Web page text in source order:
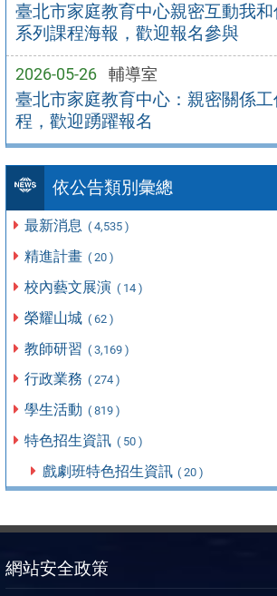
臺北市家庭教育中心親密互動我
系列課程海報，歡迎報名參與
2026-05-26 輔導室
臺北市家庭教育中心：親密關係
程，歡迎踴躍報名
依公告類別彙總
最新消息 ( 4,535 )
精進計畫 ( 20 )
校內藝文展演 ( 14 )
榮耀山城 ( 62 )
教師研習 ( 3,169 )
行政業務 ( 274 )
學生活動 ( 819 )
特色招生資訊 ( 50 )
戲劇班特色招生資訊 ( 20 )
網站安全政策